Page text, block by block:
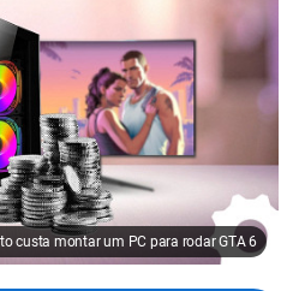
custa montar um PC para rodar GTA 6